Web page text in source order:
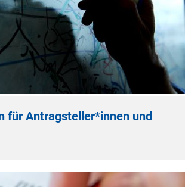
für Antragsteller*innen und